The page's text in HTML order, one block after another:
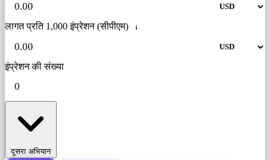
लागत प्रति 1,000 इंप्रेशन (सीपीएम) i
इंप्रेशन की संख्या
दूसरा अभियान